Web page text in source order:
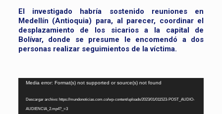
El investigado habría sostenido reuniones en
Medellín (Antioquia) para, al parecer, coordinar el
desplazamiento de los sicarios a la capital de
Bolívar, donde se presume le encomendó a dos
personas realizar seguimientos de la víctima.
Reproductor
vídeo
Media error: Format(s) not supported or source(s) not found
Descargar archivo: https://mundonoticias.com.co/wp-content/uploads/2023/01/011523-POST_AUDIO-
AUDIENCIA_2.mp4?_=3